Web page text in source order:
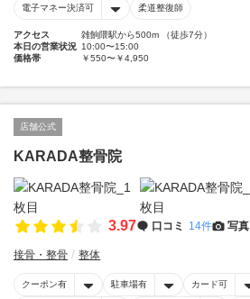
電子マネー決済可 柔道整復師
アクセス
雑餉隈駅から500m （徒歩7分）
本日の営業状況 10:00〜15:00
価格帯
￥550〜￥4,950
店舗公式
KARADA整骨院
3.97 口コミ 14件 写真
接骨・整骨 整体
クーポン有 駐車場有 カード可